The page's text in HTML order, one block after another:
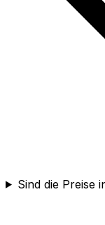
Sind die Preise